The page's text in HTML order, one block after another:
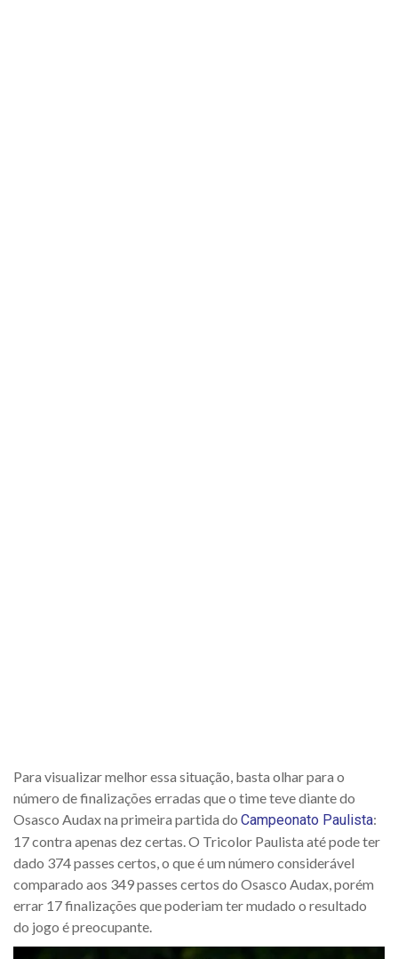
Para visualizar melhor essa situação, basta olhar para o
número de finalizações erradas que o time teve diante do
Osasco Audax na primeira partida do Campeonato Paulista:
17 contra apenas dez certas. O Tricolor Paulista até pode ter
dado 374 passes certos, o que é um número considerável
comparado aos 349 passes certos do Osasco Audax, porém
errar 17 finalizações que poderiam ter mudado o resultado
do jogo é preocupante.